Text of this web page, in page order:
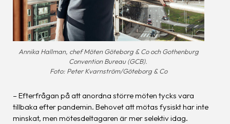
Annika Hallman, chef Möten Göteborg & Co och Gothenburg
Convention Bureau (GCB).
Foto: Peter Kvarnström/Göteborg & Co
– Efterfrågan på att anordna större möten tycks vara
tillbaka efter pandemin. Behovet att mötas fysiskt har inte
minskat, men mötesdeltagaren är mer selektiv idag.